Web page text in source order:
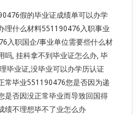
假的毕业证成绩单可以办学
理什么材料551190476入职事业
入职国企/事业单位需要些什么材
, 挂科拿不到毕业证怎么办, 毕
毕业证,没毕业可以办学历认证
常毕业551190476您是否因为递
是否因没正常毕业而导致回国得
绩不理想毕不了业怎么办